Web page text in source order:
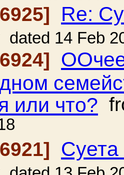
Re:
dated 14 Feb
или что?
Суета